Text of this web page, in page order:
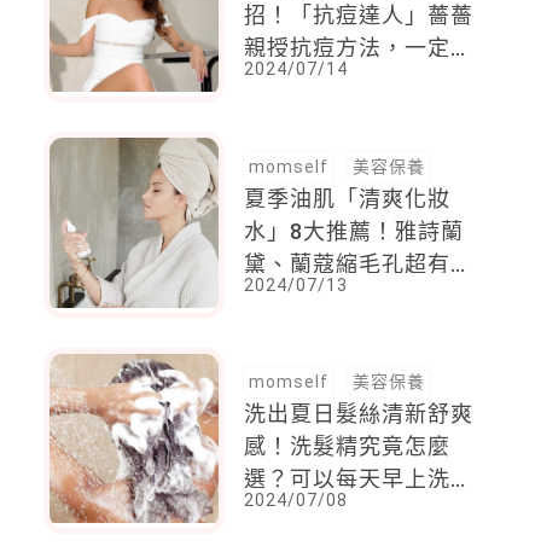
招！「抗痘達人」薔薔
親授抗痘方法，一定要
忍住「這動作」
2024/07/14
momself 美容保養
夏季油肌「清爽化妝
水」8大推薦！雅詩蘭
黛、蘭蔻縮毛孔超有
感，日本IPSA流金水
2024/07/13
momself 美容保養
洗出夏日髮絲清新舒爽
感！洗髮精究竟怎麼
選？可以每天早上洗頭
嗎？7個洗髮迷思一次
2024/07/08